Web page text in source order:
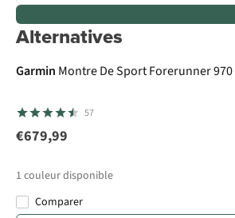
Alternatives
Garmin Montre De Sport Forerunner 970
57
€679,99
1 couleur disponible
Comparer